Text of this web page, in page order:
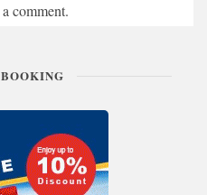
comment.